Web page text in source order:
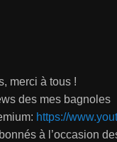
merci à tous !
des mes bagnoles
https://
à l’occasion